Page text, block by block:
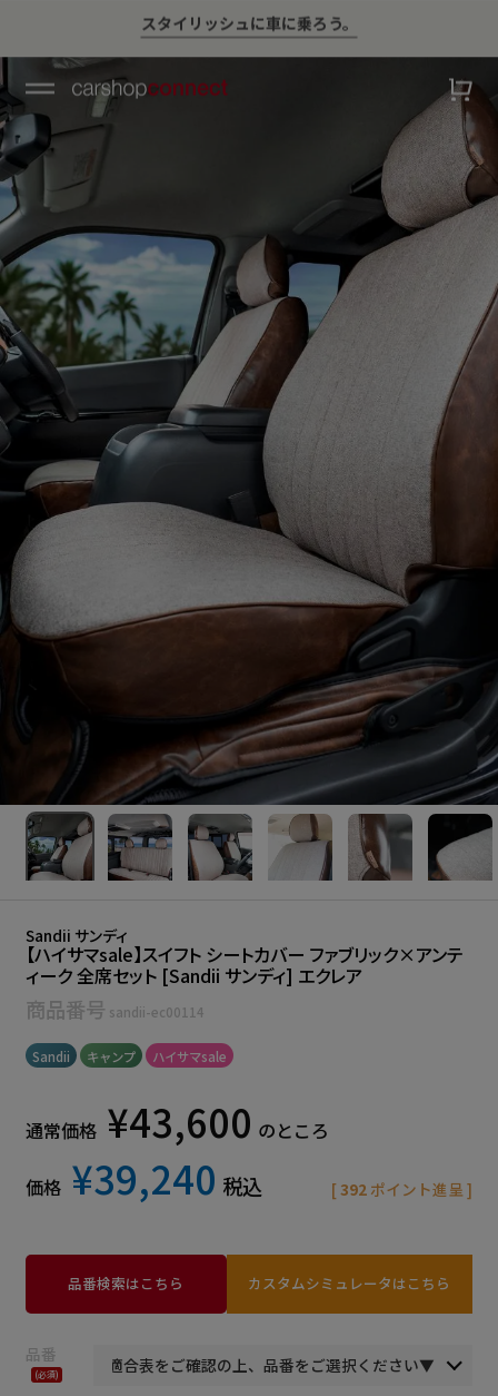
💛ハイサマーsale💛
Sandii サンディ
【ハイサマsale】スイフト シートカバー ファブリック×アンテ
ィーク 全席セット [Sandii サンディ] エクレア
商品番号 sandii-ec00114
Sandii キャンプ ハイサマsale
通常価格 ¥43,600 のところ
価格 ¥39,240 税込 [392 ポイント進呈 ]
品番検索はこちら カスタムシミュレータはこちら
品番